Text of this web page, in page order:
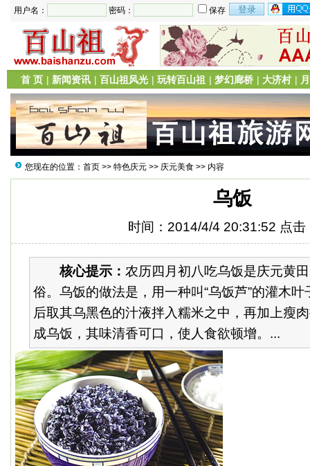
用户名： 密码： 保存
首 页 | 新闻资讯 | 百山祖风光 | 玩转百山祖 | 梦幻廊桥 | 大济村 |
您现在的位置： 首页 >> 特色庆元 >> 庆元美食 >> 内容
乌饭
时间：2014/4/4 20:31:52 点击
核心提示： 农历四月初八吃乌饭是庆元黄
俗。乌饭的做法是，用一种叫“乌饭芦”的灌木
后取其乌黑色的汁液拌入糯米之中，再加上瘦
成乌饭，其味清香可口，使人食欲顿增。...